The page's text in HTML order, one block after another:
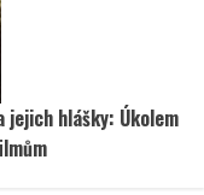
hlášky: Úkolem